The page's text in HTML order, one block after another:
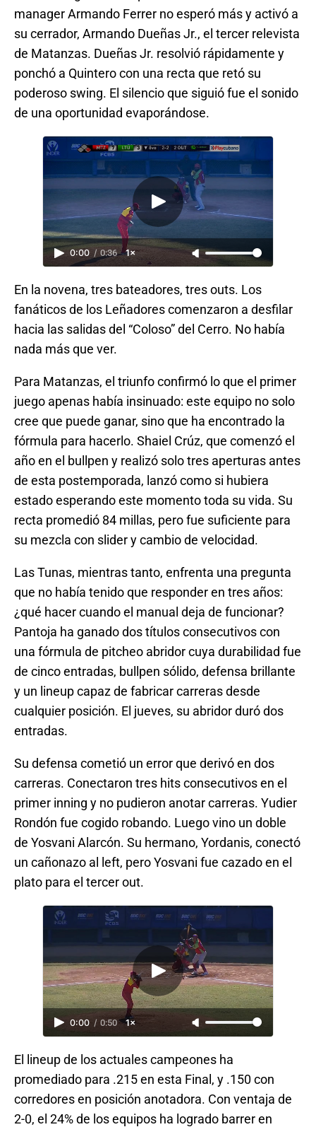
manager Armando Ferrer no esperó más y activó a
su cerrador, Armando Dueñas Jr., el tercer relevista
de Matanzas. Dueñas Jr. resolvió rápidamente y
ponchó a Quintero con una recta que retó su
poderoso swing. El silencio que siguió fue el sonido
de una oportunidad evaporándose.
0:00 / 0:36 1×
En la novena, tres bateadores, tres outs. Los
fanáticos de los Leñadores comenzaron a desfilar
hacia las salidas del “Coloso” del Cerro. No había
nada más que ver.
Para Matanzas, el triunfo confirmó lo que el primer
juego apenas había insinuado: este equipo no solo
cree que puede ganar, sino que ha encontrado la
fórmula para hacerlo. Shaiel Crúz, que comenzó el
año en el bullpen y realizó solo tres aperturas antes
de esta postemporada, lanzó como si hubiera
estado esperando este momento toda su vida. Su
recta promedió 84 millas, pero fue suficiente para
su mezcla con slider y cambio de velocidad.
Las Tunas, mientras tanto, enfrenta una pregunta
que no había tenido que responder en tres años:
¿qué hacer cuando el manual deja de funcionar?
Pantoja ha ganado dos títulos consecutivos con
una fórmula de pitcheo abridor cuya durabilidad fue
de cinco entradas, bullpen sólido, defensa brillante
y un lineup capaz de fabricar carreras desde
cualquier posición. El jueves, su abridor duró dos
entradas.
Su defensa cometió un error que derivó en dos
carreras. Conectaron tres hits consecutivos en el
primer inning y no pudieron anotar carreras. Yudier
Rondón fue cogido robando. Luego vino un doble
de Yosvani Alarcón. Su hermano, Yordanis, conectó
un cañonazo al left, pero Yosvani fue cazado en el
plato para el tercer out.
0:00 / 0:50 1×
El lineup de los actuales campeones ha
promediado para .215 en esta Final, y .150 con
corredores en posición anotadora. Con ventaja de
2-0, el 24% de los equipos ha logrado barrer en